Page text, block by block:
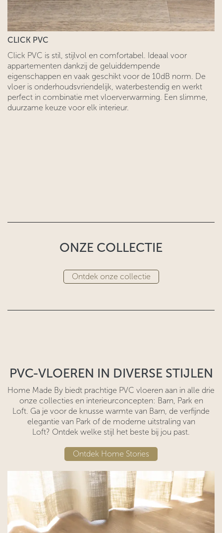
CLICK PVC
Click PVC is stil, stijlvol en comfortabel. Ideaal voor
appartementen dankzij de geluiddempende
eigenschappen en vaak geschikt voor de 10dB norm. De
vloer is onderhoudsvriendelijk, waterbestendig en werkt
perfect in combinatie met vloerverwarming. Een slimme,
duurzame keuze voor elk interieur.
ONZE COLLECTIE
Ontdek onze collectie
PVC-VLOEREN IN DIVERSE STIJLEN
Home Made By biedt prachtige PVC vloeren aan in alle drie
onze collecties en interieurconcepten: Barn, Park en
Loft. Ga je voor de knusse warmte van Barn, de verfijnde
elegantie van Park of de moderne uitstraling van
Loft? Ontdek welke stijl het beste bij jou past.
Ontdek Home Stories